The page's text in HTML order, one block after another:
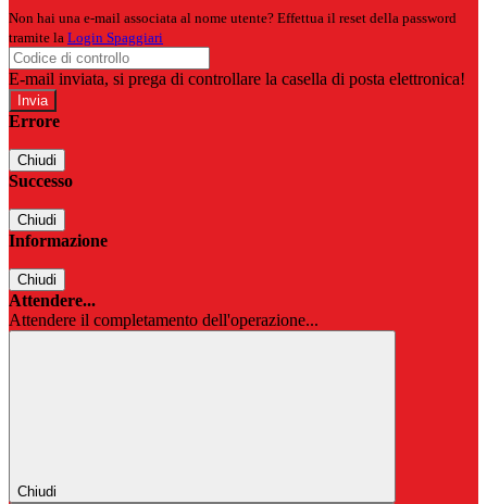
Non hai una e-mail associata al nome utente? Effettua il reset della password
tramite la Login Spaggiari
E-mail inviata, si prega di controllare la casella di posta elettronica!
Errore
Chiudi
Successo
Chiudi
Informazione
Chiudi
Attendere...
Attendere il completamento dell'operazione...
Chiudi